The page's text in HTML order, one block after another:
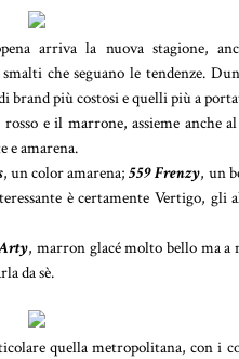
arriva la nuova stagione,
che seguano le tendenze.
più costosi e quelli più a
e il marrone, assieme anche
e amarena.
, un color amarena; 559 Frenzy, un
è certamente Vertigo, gli
, marron glacé molto bello ma a
da sè.
quella metropolitana, con i